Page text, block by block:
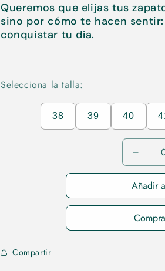
Queremos que elijas tus
sino por cómo te hacen
conquistar tu día.
Selecciona la talla:
38 39 40
para
Añadir
Compartir